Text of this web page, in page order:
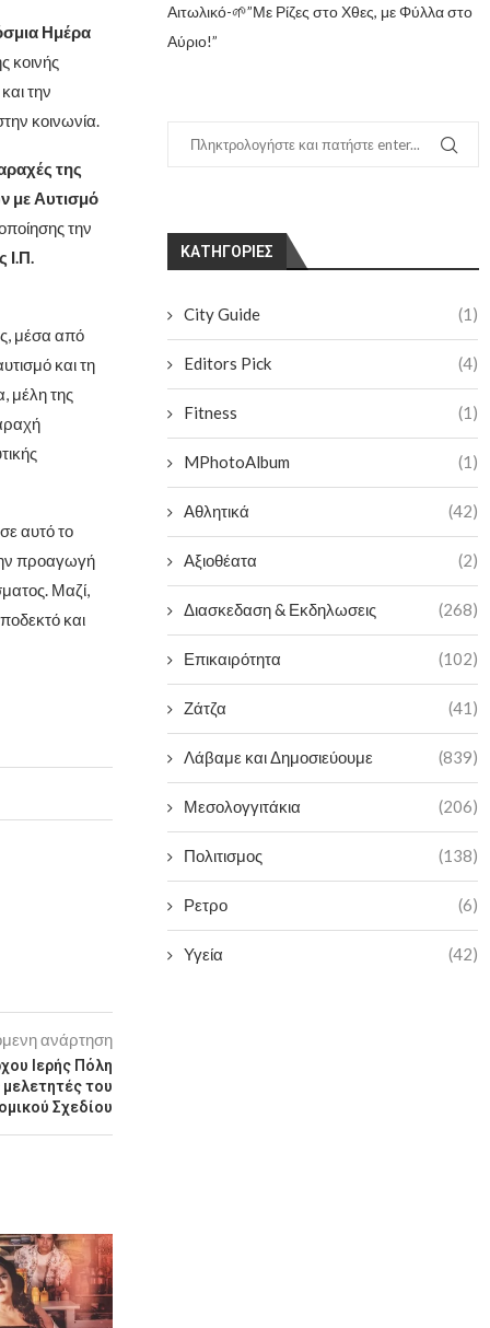
Ημέρα
κοινής
την
κοινωνία.
της
με Αυτισμό
την
Ι.Π.
μέσα από
και τη
μέλη της
αυτό το
προαγωγή
Μαζί,
και
ανάρτηση
Ιερής Πόλη
του
Σχεδίου
Αιτωλικό-🌱”Με Ρίζες στο Χθες, με Φύλλα στο
Αύριο!”
KΑΤΗΓΟΡΊΕΣ
City Guide (1)
Editors Pick (4)
Fitness (1)
MPhotoAlbum (1)
Αθλητικά (42)
Αξιοθέατα (2)
Διασκεδαση & Εκδηλωσεις (268)
Επικαιρότητα (102)
Ζάτζα (41)
Λάβαμε και Δημοσιεύουμε (839)
Μεσολογγιτάκια (206)
Πολιτισμος (138)
Ρετρο (6)
Υγεία (42)